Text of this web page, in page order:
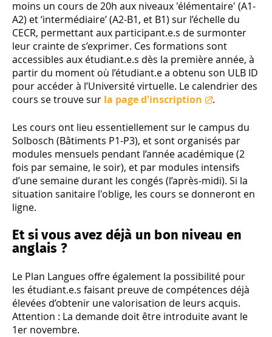
moins un cours de 20h aux niveaux 'élémentaire' (A1-
A2) et ‘intermédiaire’ (A2-B1, et B1) sur l’échelle du
CECR, permettant aux participant.e.s de surmonter
leur crainte de s’exprimer. Ces formations sont
accessibles aux étudiant.e.s dès la première année, à
partir du moment où l’étudiant.e a obtenu son ULB ID
pour accéder à l’Université virtuelle. Le calendrier des
cours se trouve sur la page d'inscription .
Les cours ont lieu essentiellement sur le campus du
Solbosch (Bâtiments P1-P3), et sont organisés par
modules mensuels pendant l’année académique (2
fois par semaine, le soir), et par modules intensifs
d’une semaine durant les congés (l’après-midi). Si la
situation sanitaire l'oblige, les cours se donneront en
ligne.
Et si vous avez déjà un bon niveau en
anglais ?
Le Plan Langues offre également la possibilité pour
les étudiant.e.s faisant preuve de compétences déjà
élevées d’obtenir une valorisation de leurs acquis.
Attention : La demande doit être introduite avant le
1er novembre.